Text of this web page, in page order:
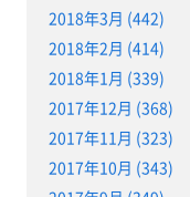
2018年3月 (442)
2018年2月 (414)
2018年1月 (339)
2017年12月 (368)
2017年11月 (323)
2017年10月 (343)